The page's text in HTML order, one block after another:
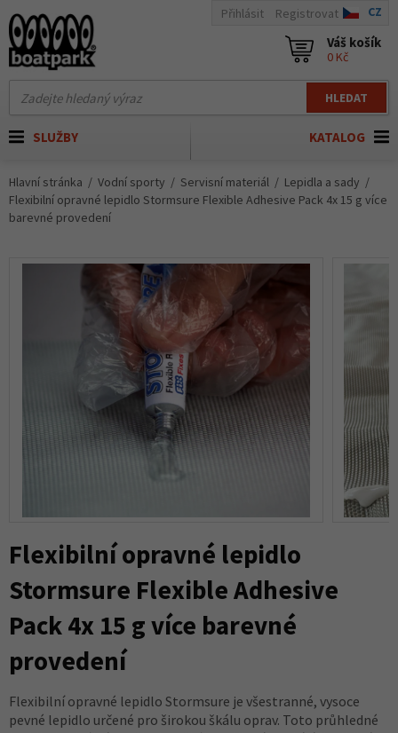
HLEDAT
Přihlásit Registrovat CZ
Váš košík
0 Kč
KATALOG
SLUŽBY
Hlavní stránka Vodní sporty Servisní materiál
Lepidla a sady
Flexibilní opravné lepidlo Stormsure Flexible Adhesive Pack 4x 15 g více
barevné provedení
Flexibilní opravné lepidlo
Stormsure Flexible Adhesive
Pack 4x 15 g více barevné
provedení
Flexibilní opravné lepidlo Stormsure je všestranné, vysoce
pevné lepidlo určené pro širokou škálu oprav. Toto průhledné